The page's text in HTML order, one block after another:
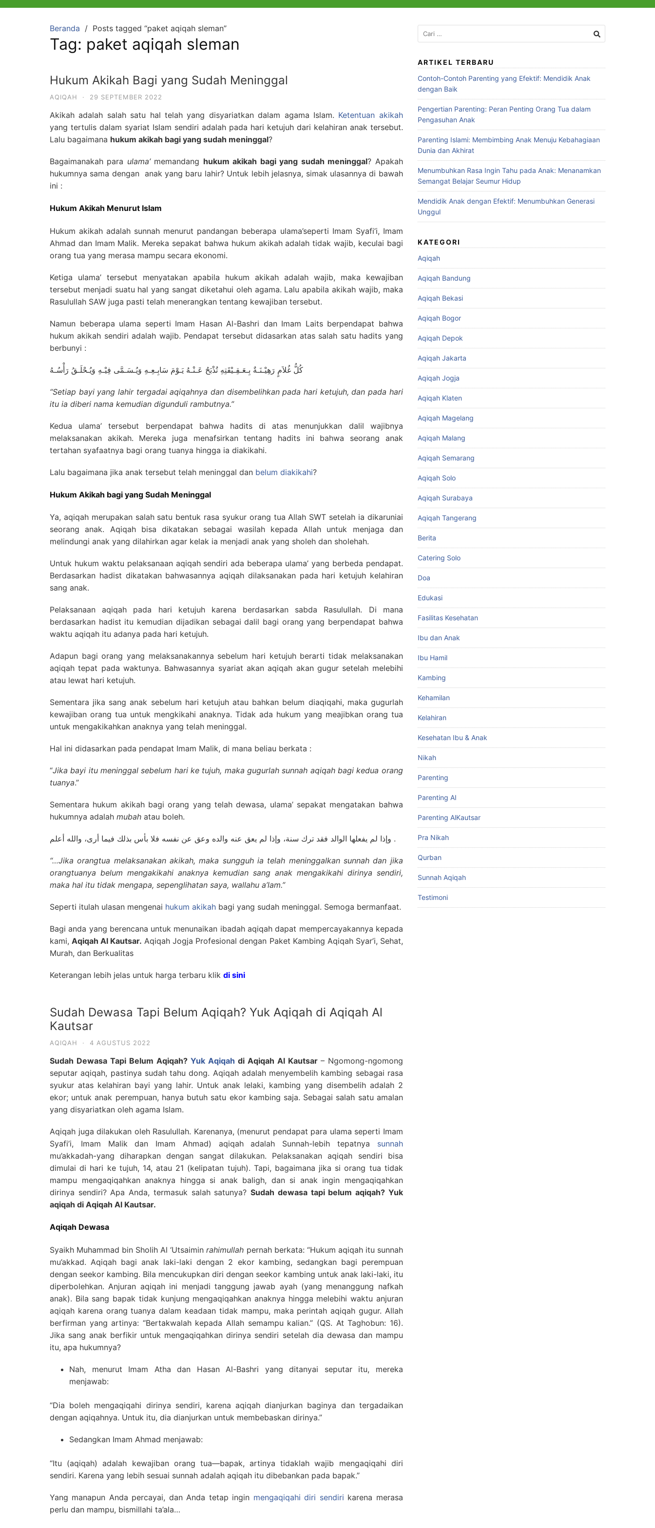
Beranda Posts tagged “paket aqiqah sleman”
Tag: paket aqiqah sleman
Hukum Akikah Bagi yang Sudah Meninggal
AQIQAH · 29 SEPTEMBER 2022
Akikah adalah salah satu hal telah yang disyariatkan dalam agama Islam. Ketentuan akikah
yang tertulis dalam syariat Islam sendiri adalah pada hari ketujuh dari kelahiran anak tersebut.
Lalu bagaimana hukum akikah bagi yang sudah meninggal?
Bagaimanakah para ulama’ memandang hukum akikah bagi yang sudah meninggal? Apakah
hukumnya sama dengan anak yang baru lahir? Untuk lebih jelasnya, simak ulasannya di bawah
ini :
Hukum Akikah Menurut Islam
Hukum akikah adalah sunnah menurut pandangan beberapa ulama’seperti Imam Syafi’i, Imam
Ahmad dan Imam Malik. Mereka sepakat bahwa hukum akikah adalah tidak wajib, keculai bagi
orang tua yang merasa mampu secara ekonomi.
Ketiga ulama’ tersebut menyatakan apabila hukum akikah adalah wajib, maka kewajiban
tersebut menjadi suatu hal yang sangat diketahui oleh agama. Lalu apabila akikah wajib, maka
Rasulullah SAW juga pasti telah menerangkan tentang kewajiban tersebut.
Namun beberapa ulama seperti Imam Hasan Al-Bashri dan Imam Laits berpendapat bahwa
hukum akikah sendiri adalah wajib. Pendapat tersebut didasarkan atas salah satu hadits yang
berbunyi :
كُلُّ غُلاَمٍ رَهِيْـنَـةٌ بِـعَـقِـيْقَتِهِ تُذْبَحُ عَـنْـهُ يَـوْمَ سَابِـعِـهِ وَيُـسَـمَّى فِيْـهِ وَيُـحْلَـقُ رَأْسُـهُ
“Setiap bayi yang lahir tergadai aqiqahnya dan disembelihkan pada hari ketujuh, dan pada hari
itu ia diberi nama kemudian digunduli rambutnya.”
Kedua ulama’ tersebut berpendapat bahwa hadits di atas menunjukkan dalil wajibnya
melaksanakan akikah. Mereka juga menafsirkan tentang hadits ini bahwa seorang anak
tertahan syafaatnya bagi orang tuanya hingga ia diakikahi.
Lalu bagaimana jika anak tersebut telah meninggal dan belum diakikahi?
Hukum Akikah bagi yang Sudah Meninggal
Ya, aqiqah merupakan salah satu bentuk rasa syukur orang tua Allah SWT setelah ia dikaruniai
seorang anak. Aqiqah bisa dikatakan sebagai wasilah kepada Allah untuk menjaga dan
melindungi anak yang dilahirkan agar kelak ia menjadi anak yang sholeh dan sholehah.
Untuk hukum waktu pelaksanaan aqiqah sendiri ada beberapa ulama’ yang berbeda pendapat.
Berdasarkan hadist dikatakan bahwasannya aqiqah dilaksanakan pada hari ketujuh kelahiran
sang anak.
Pelaksanaan aqiqah pada hari ketujuh karena berdasarkan sabda Rasulullah. Di mana
berdasarkan hadist itu kemudian dijadikan sebagai dalil bagi orang yang berpendapat bahwa
waktu aqiqah itu adanya pada hari ketujuh.
Adapun bagi orang yang melaksanakannya sebelum hari ketujuh berarti tidak melaksanakan
aqiqah tepat pada waktunya. Bahwasannya syariat akan aqiqah akan gugur setelah melebihi
atau lewat hari ketujuh.
Sementara jika sang anak sebelum hari ketujuh atau bahkan belum diaqiqahi, maka gugurlah
kewajiban orang tua untuk mengkikahi anaknya. Tidak ada hukum yang meajibkan orang tua
untuk mengakikahkan anaknya yang telah meninggal.
Hal ini didasarkan pada pendapat Imam Malik, di mana beliau berkata :
“Jika bayi itu meninggal sebelum hari ke tujuh, maka gugurlah sunnah aqiqah bagi kedua orang
tuanya.”
Sementara hukum akikah bagi orang yang telah dewasa, ulama’ sepakat mengatakan bahwa
hukumnya adalah mubah atau boleh.
وإذا لم يفعلها الوالد فقد ترك سنة، وإذا لم يعق عنه والده وعق عن نفسه فلا بأس بذلك فيما أرى، والله أعلم .
“…Jika orangtua melaksanakan akikah, maka sungguh ia telah meninggalkan sunnah dan jika
orangtuanya belum mengakikahi anaknya kemudian sang anak mengakikahi dirinya sendiri,
maka hal itu tidak mengapa, sepenglihatan saya, wallahu a’lam.”
Seperti itulah ulasan mengenai hukum akikah bagi yang sudah meninggal. Semoga bermanfaat.
Bagi anda yang berencana untuk menunaikan ibadah aqiqah dapat mempercayakannya kepada
kami,Aqiqah Al Kautsar. Aqiqah Jogja Profesional dengan Paket Kambing Aqiqah Syar’i, Sehat,
Murah, dan Berkualitas
Keterangan lebih jelas untuk harga terbaru klik di sini
Sudah Dewasa Tapi Belum Aqiqah? Yuk Aqiqah di Aqiqah Al
Kautsar
AQIQAH · 4 AGUSTUS 2022
Sudah Dewasa Tapi Belum Aqiqah? Yuk Aqiqah di Aqiqah Al Kautsar – Ngomong-ngomong
seputar aqiqah, pastinya sudah tahu dong. Aqiqah adalah menyembelih kambing sebagai rasa
syukur atas kelahiran bayi yang lahir. Untuk anak lelaki, kambing yang disembelih adalah 2
ekor; untuk anak perempuan, hanya butuh satu ekor kambing saja. Sebagai salah satu amalan
yang disyariatkan oleh agama Islam.
Aqiqah juga dilakukan oleh Rasulullah. Karenanya, (menurut pendapat para ulama seperti Imam
Syafi’i, Imam Malik dan Imam Ahmad) aqiqah adalah Sunnah-lebih tepatnya sunnah
mu’akkadah-yang diharapkan dengan sangat dilakukan. Pelaksanakan aqiqah sendiri bisa
dimulai di hari ke tujuh, 14, atau 21 (kelipatan tujuh). Tapi, bagaimana jika si orang tua tidak
mampu mengaqiqahkan anaknya hingga si anak baligh, dan si anak ingin mengaqiqahkan
dirinya sendiri? Apa Anda, termasuk salah satunya?Sudah dewasa tapi belum aqiqah? Yuk
aqiqah di Aqiqah Al Kautsar.
Aqiqah Dewasa
Syaikh Muhammad bin Sholih Al ‘Utsaiminrahimullah pernah berkata: “Hukum aqiqah itu sunnah
mu’akkad. Aqiqah bagi anak laki-laki dengan 2 ekor kambing, sedangkan bagi perempuan
dengan seekor kambing. Bila mencukupkan diri dengan seekor kambing untuk anak laki-laki, itu
diperbolehkan. Anjuran aqiqah ini menjadi tanggung jawab ayah (yang menanggung nafkah
anak). Bila sang bapak tidak kunjung mengaqiqahkan anaknya hingga melebihi waktu anjuran
aqiqah karena orang tuanya dalam keadaan tidak mampu, maka perintah aqiqah gugur. Allah
berfirman yang artinya: “Bertakwalah kepada Allah semampu kalian.” (QS. At Taghobun: 16).
Jika sang anak berfikir untuk mengaqiqahkan dirinya sendiri setelah dia dewasa dan mampu
itu, apa hukumnya?
Nah, menurut Imam Atha dan Hasan Al-Bashri yang ditanyai seputar itu, mereka
menjawab:
“Dia boleh mengaqiqahi dirinya sendiri, karena aqiqah dianjurkan baginya dan tergadaikan
dengan aqiqahnya. Untuk itu, dia dianjurkan untuk membebaskan dirinya.”
Sedangkan Imam Ahmad menjawab:
“Itu (aqiqah) adalah kewajiban orang tua—bapak, artinya tidaklah wajib mengaqiqahi diri
sendiri. Karena yang lebih sesuai sunnah adalah aqiqah itu dibebankan pada bapak.”
Yang manapun Anda percayai, dan Anda tetap ingin mengaqiqahi diri sendiri karena merasa
perlu dan mampu, bismillahi ta’ala…
ARTIKEL TERBARU
Contoh-Contoh Parenting yang Efektif: Mendidik Anak
dengan Baik
Pengertian Parenting: Peran Penting Orang Tua dalam
Pengasuhan Anak
Parenting Islami: Membimbing Anak Menuju Kebahagiaan
Dunia dan Akhirat
Menumbuhkan Rasa Ingin Tahu pada Anak: Menanamkan
Semangat Belajar Seumur Hidup
Mendidik Anak dengan Efektif: Menumbuhkan Generasi
Unggul
KATEGORI
Aqiqah
Aqiqah Bandung
Aqiqah Bekasi
Aqiqah Bogor
Aqiqah Depok
Aqiqah Jakarta
Aqiqah Jogja
Aqiqah Klaten
Aqiqah Magelang
Aqiqah Malang
Aqiqah Semarang
Aqiqah Solo
Aqiqah Surabaya
Aqiqah Tangerang
Berita
Catering Solo
Doa
Edukasi
Fasilitas Kesehatan
Ibu dan Anak
Ibu Hamil
Kambing
Kehamilan
Kelahiran
Kesehatan Ibu & Anak
Nikah
Parenting
Parenting AI
Parenting AlKautsar
Pra Nikah
Qurban
Sunnah Aqiqah
Testimoni